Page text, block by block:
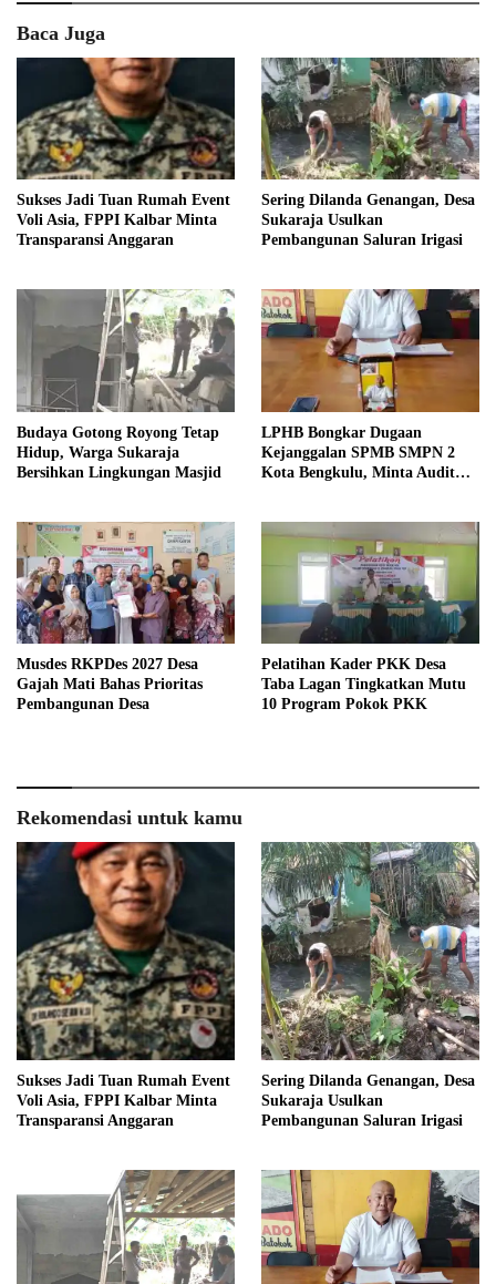
Baca Juga
Sukses Jadi Tuan Rumah Event
Voli Asia, FPPI Kalbar Minta
Transparansi Anggaran
Sering Dilanda Genangan, Desa
Sukaraja Usulkan
Pembangunan Saluran Irigasi
Budaya Gotong Royong Tetap
Hidup, Warga Sukaraja
Bersihkan Lingkungan Masjid
LPHB Bongkar Dugaan
Kejanggalan SPMB SMPN 2
Kota Bengkulu, Minta Audit
Musdes RKPDes 2027 Desa
Gajah Mati Bahas Prioritas
Pembangunan Desa
Pelatihan Kader PKK Desa
Taba Lagan Tingkatkan Mutu
10 Program Pokok PKK
Rekomendasi untuk kamu
Sukses Jadi Tuan Rumah Event
Voli Asia, FPPI Kalbar Minta
Transparansi Anggaran
Sering Dilanda Genangan, Desa
Sukaraja Usulkan
Pembangunan Saluran Irigasi